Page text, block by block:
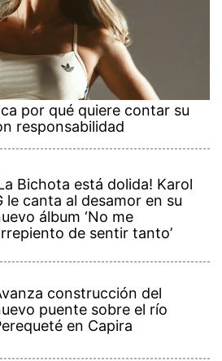
por qué quiere contar su
responsabilidad
Bichota está dolida! Karol
le canta al desamor en su
álbum ‘No me
de sentir tanto’
construcción del
puente sobre el río
en Capira